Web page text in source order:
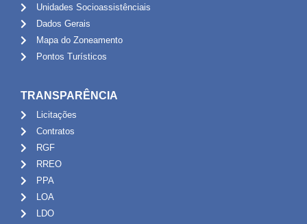
Unidades Socioassistênciais
Dados Gerais
Mapa do Zoneamento
Pontos Turísticos
TRANSPARÊNCIA
Licitações
Contratos
RGF
RREO
PPA
LOA
LDO